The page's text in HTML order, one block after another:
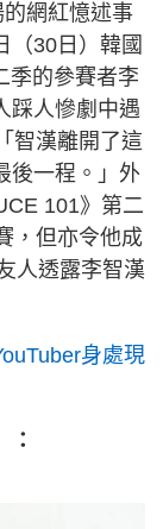
網紅憶述事
（30日）韓國
季的參賽者李
踩人慘劇中遇
智漢離開了這
後一程。」外
101》第二
，但亦令他成
人透露李智漢
身處現
：